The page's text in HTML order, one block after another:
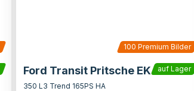
100 Premium Bilder
Ford Transit Pritsche EK
auf Lager
350 L3 Trend 165PS HA